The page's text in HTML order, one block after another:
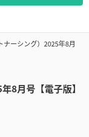
ナーシング）2025年8月
8月号【電子版】